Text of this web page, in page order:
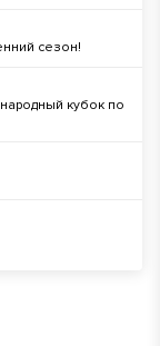
сезон!
кубок по